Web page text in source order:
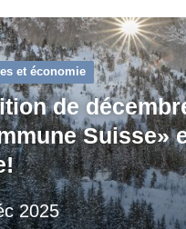
2025
et économie
de
Suisse»